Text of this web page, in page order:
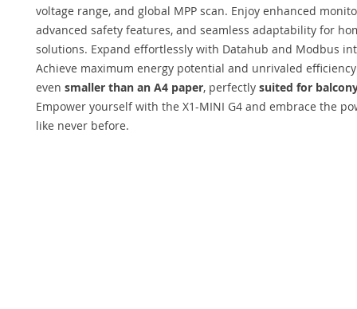
voltage range, and global MPP scan. Enjoy enhanced
advanced safety features, and seamless adaptability for
solutions. Expand effortlessly with Datahub and Modbus
Achieve maximum energy potential and unrivaled
even smaller than an A4 paper, perfectly suited for
Empower yourself with the X1-MINI G4 and embrace the
like never before.